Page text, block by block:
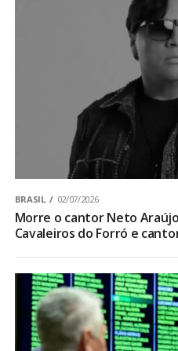
BRASIL 02/07/2026
Morre o cantor Neto
Cavaleiros do Forró e